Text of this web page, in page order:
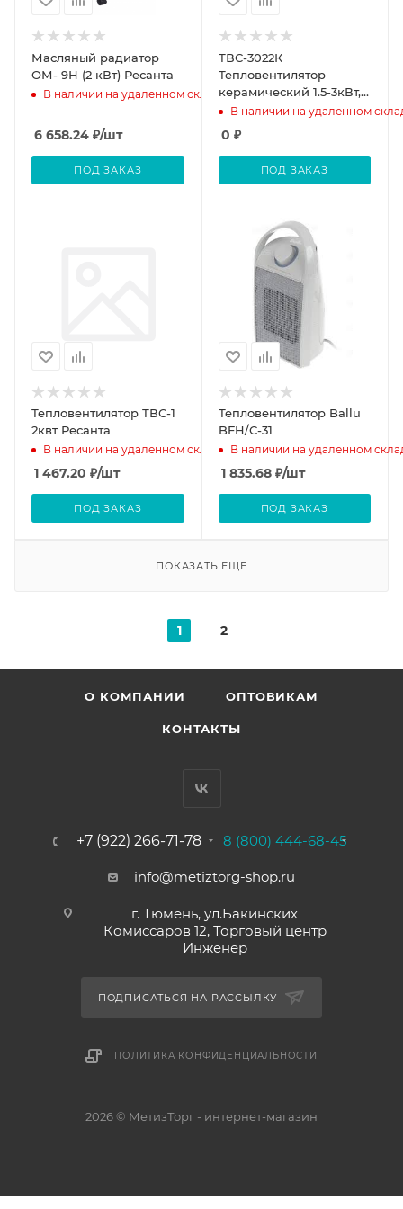
Масляный радиатор
ОМ- 9Н (2 кВт) Ресанта
В наличии на удаленном складе
6 658.24 ₽/шт
ПОД ЗАКАЗ
ТВС-3022К
Тепловентилятор
керамический 1.5-3кВт,
термостат, защита от
В наличии на удаленном
0 ₽
ПОД ЗАКАЗ
Тепловентилятор ТВС-1
2квт Ресанта
В наличии на удаленном складе
1 467.20 ₽/шт
ПОД ЗАКАЗ
Тепловентилятор Ballu
BFH/С-31
В наличии на удаленном
1 835.68₽/шт
ПОД ЗАКАЗ
ПОКАЗАТЬ ЕЩЕ
1 2
О КОМПАНИИ ОПТОВИКАМ
КОНТАКТЫ
+7 (922) 266-71-78 8 (800) 444-68-45
info@metiztorg-shop.ru
г. Тюмень, ул.Бакинских
Комиссаров 12, Торговый центр
Инженер
ПОДПИСАТЬСЯ НА РАССЫЛКУ
ПОЛИТИКА КОНФИДЕНЦИАЛЬНОСТИ
2026 © МетизТорг - интернет-магазин